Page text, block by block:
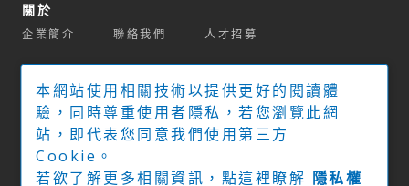
關於
企業簡介 聯絡我們 人才招募
官方商城 球拍推薦系統
實體經銷門市
下載專區
本網站使用相關技術以提供更好的閱讀體
驗，同時尊重使用者隱私，若您瀏覽此網
站，即代表您同意我們使用第三方
Cookie。
若欲了解更多相關資訊，點這裡瞭解 隱私權